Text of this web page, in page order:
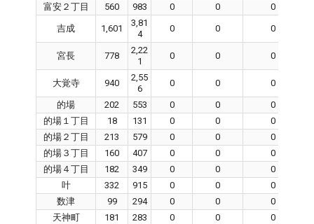
富安２丁目
560 983 0 0 0
吉成 1,601
3,81
4
0 0 0
宮長 778
2,22
1
0 0 0
大覚寺 940
2,55
6
0 0 0
的場 202 553 0 0
0
的場１丁目
18 131 0 0
0
的場２丁目
213 579 0 0
0
的場３丁目
160 407 0 0
0
的場４丁目
182 349 0 0
0
叶
332 915 0 0
0
数津
99 294 0 0
0
天神町
181 283 0 0
0